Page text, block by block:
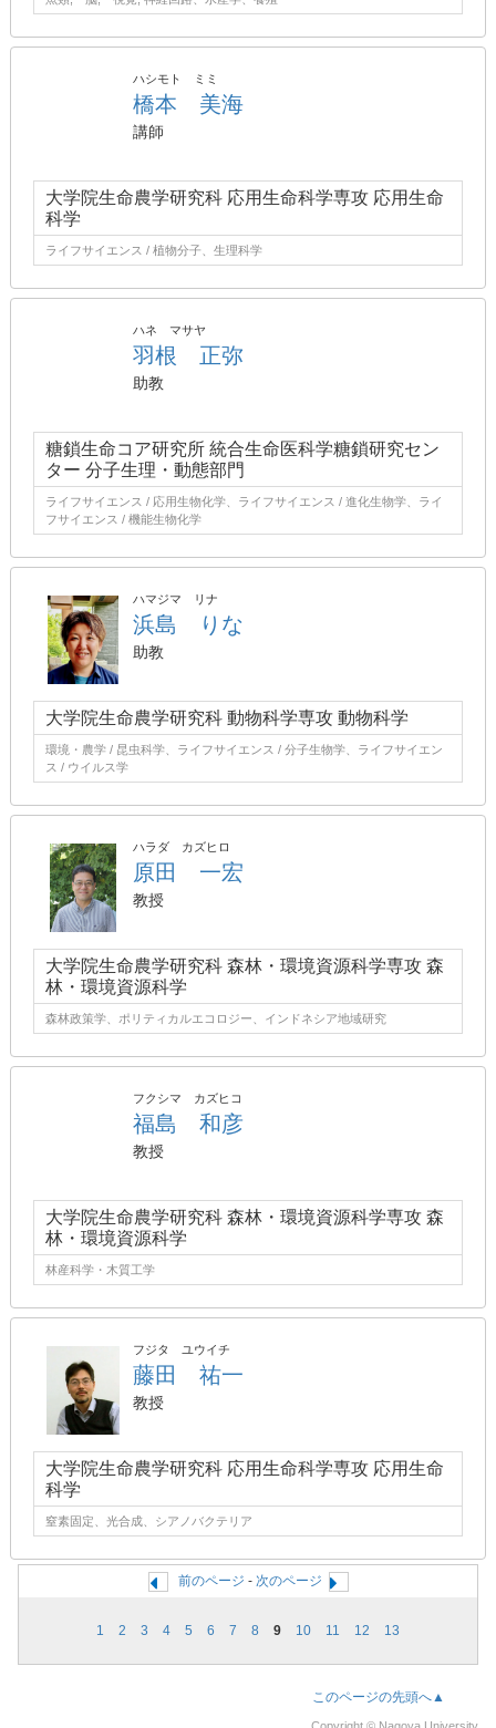
ハシモト ミミ
橋本 美海
講師
大学院生命農学研究科 応用生命科学専攻 応用生命
科学
ライフサイエンス / 植物分子、生理科学
ハネ マサヤ
羽根 正弥
助教
糖鎖生命コア研究所 統合生命医科学糖鎖研究セン
ター 分子生理・動態部門
ライフサイエンス / 応用生物化学、ライフサイエンス / 進化生物学、ライ
フサイエンス / 機能生物化学
ハマジマ リナ
浜島 りな
助教
大学院生命農学研究科 動物科学専攻 動物科学
環境・農学 / 昆虫科学、ライフサイエンス / 分子生物学、ライフサイエン
ス / ウイルス学
ハラダ カズヒロ
原田 一宏
教授
大学院生命農学研究科 森林・環境資源科学専攻 森
林・環境資源科学
森林政策学、ポリティカルエコロジー、インドネシア地域研究
フクシマ カズヒコ
福島 和彦
教授
大学院生命農学研究科 森林・環境資源科学専攻 森
林・環境資源科学
林産科学・木質工学
フジタ ユウイチ
藤田 祐一
教授
大学院生命農学研究科 応用生命科学専攻 応用生命
科学
窒素固定、光合成、シアノバクテリア
前のページ - 次のページ
1 2 3 4 5 6 7 8 9 10 11 12 13
このページの先頭へ▲